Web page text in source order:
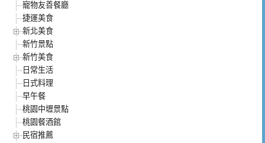
寵物友善餐廳
捷運美食
新北美食
新竹景點
新竹美食
日常生活
日式料理
早午餐
桃園中壢景點
桃園餐酒館
民宿推薦